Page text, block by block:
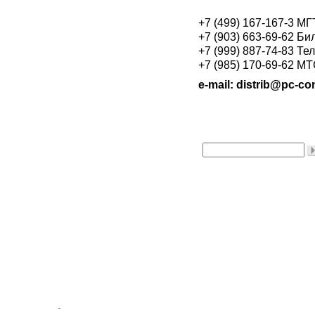
+7 (499) 167-167-3
+7 (903) 663-69-62
+7 (999) 887-74-83
+7 (985) 170-69-62
e-mail: distrib@pc-